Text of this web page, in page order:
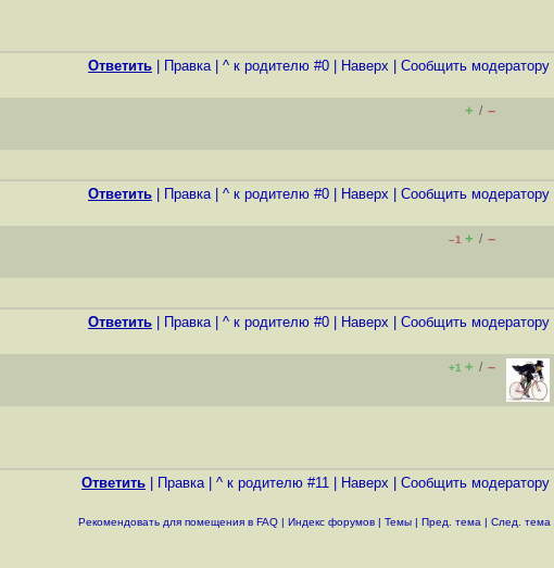
Ответить Правка| ^ к родителю #0 Наверх Cообщить модератору
+ / –
Ответить Правка| ^ к родителю #0 Наверх Cообщить модератору
–1 + / –
Ответить Правка| ^ к родителю #0 Наверх Cообщить модератору
+1 + / –
Ответить Правка| ^ к родителю #11 Наверх Cообщить модератору
Рекомендовать для помещения в FAQ | Индекс форумов | Темы | Пред. тема | След. тема